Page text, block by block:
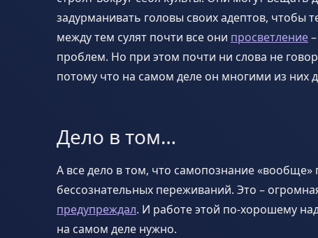
задурманивать головы своих адептов, чтобы
между тем сулят почти все они просветление
проблем. Но при этом почти ни слова не
потому что на самом деле он многими из них
Дело в том…
А все дело в том, что самопознание «вообще»
бессознательных переживаний. Это –
предупреждал. И работе этой по-хорошему
на самом деле нужно.